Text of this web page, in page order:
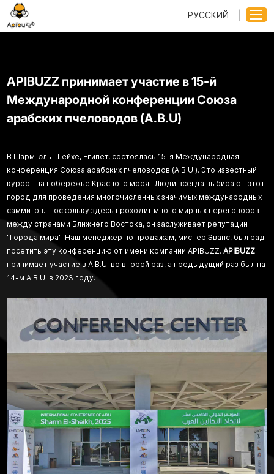
РУССКИЙ
APIBUZZ принимает участие в 15-й
Международной конференции Союза
арабских пчеловодов (A.B.U)
В Шарм-эль-Шейхе, Египет, состоялась 15-я Международная
конференция Союза арабских пчеловодов (A.B.U.). Это известный
курорт на побережье Красного моря. Люди всегда выбирают этот
город для проведения многочисленных значимых международных
саммитов. Поскольку здесь проходит много мирных переговоров
между странами Ближнего Востока, он заслуживает репутации
"Города мира". Наш менеджер по продажам, мистер Эванс, был рад
посетить эту конференцию от имени компании APIBUZZ.APIBUZZ
принимает участие в A.B.U. во второй раз, а предыдущий раз был на
14-м A.B.U. в 2023 году.